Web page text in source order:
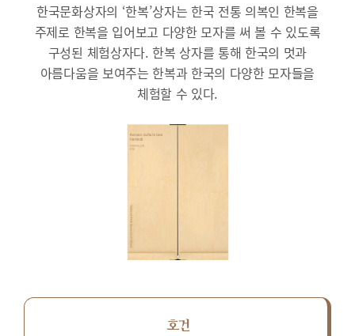
한국문화상자의 ‘한복’상자는 한국 전통 의복인 한복을
주제로 한복을 입어보고 다양한 모자를 써 볼 수 있도록
구성된 체험상자다. 한복 상자를 통해 한국의 멋과
아름다움을 보여주는 한복과 한국의 다양한 모자들을
체험할 수 있다.
호건